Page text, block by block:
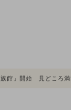
館」開始 見どころ